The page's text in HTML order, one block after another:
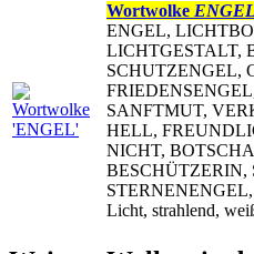
Wortwolke ENGEL
ENGEL,
LICHTGESTALT,
SCHUTZENGEL,
SANFTMUT,
HELL,
NICHT,
BESCHÜTZERIN,
Licht, strahlend,